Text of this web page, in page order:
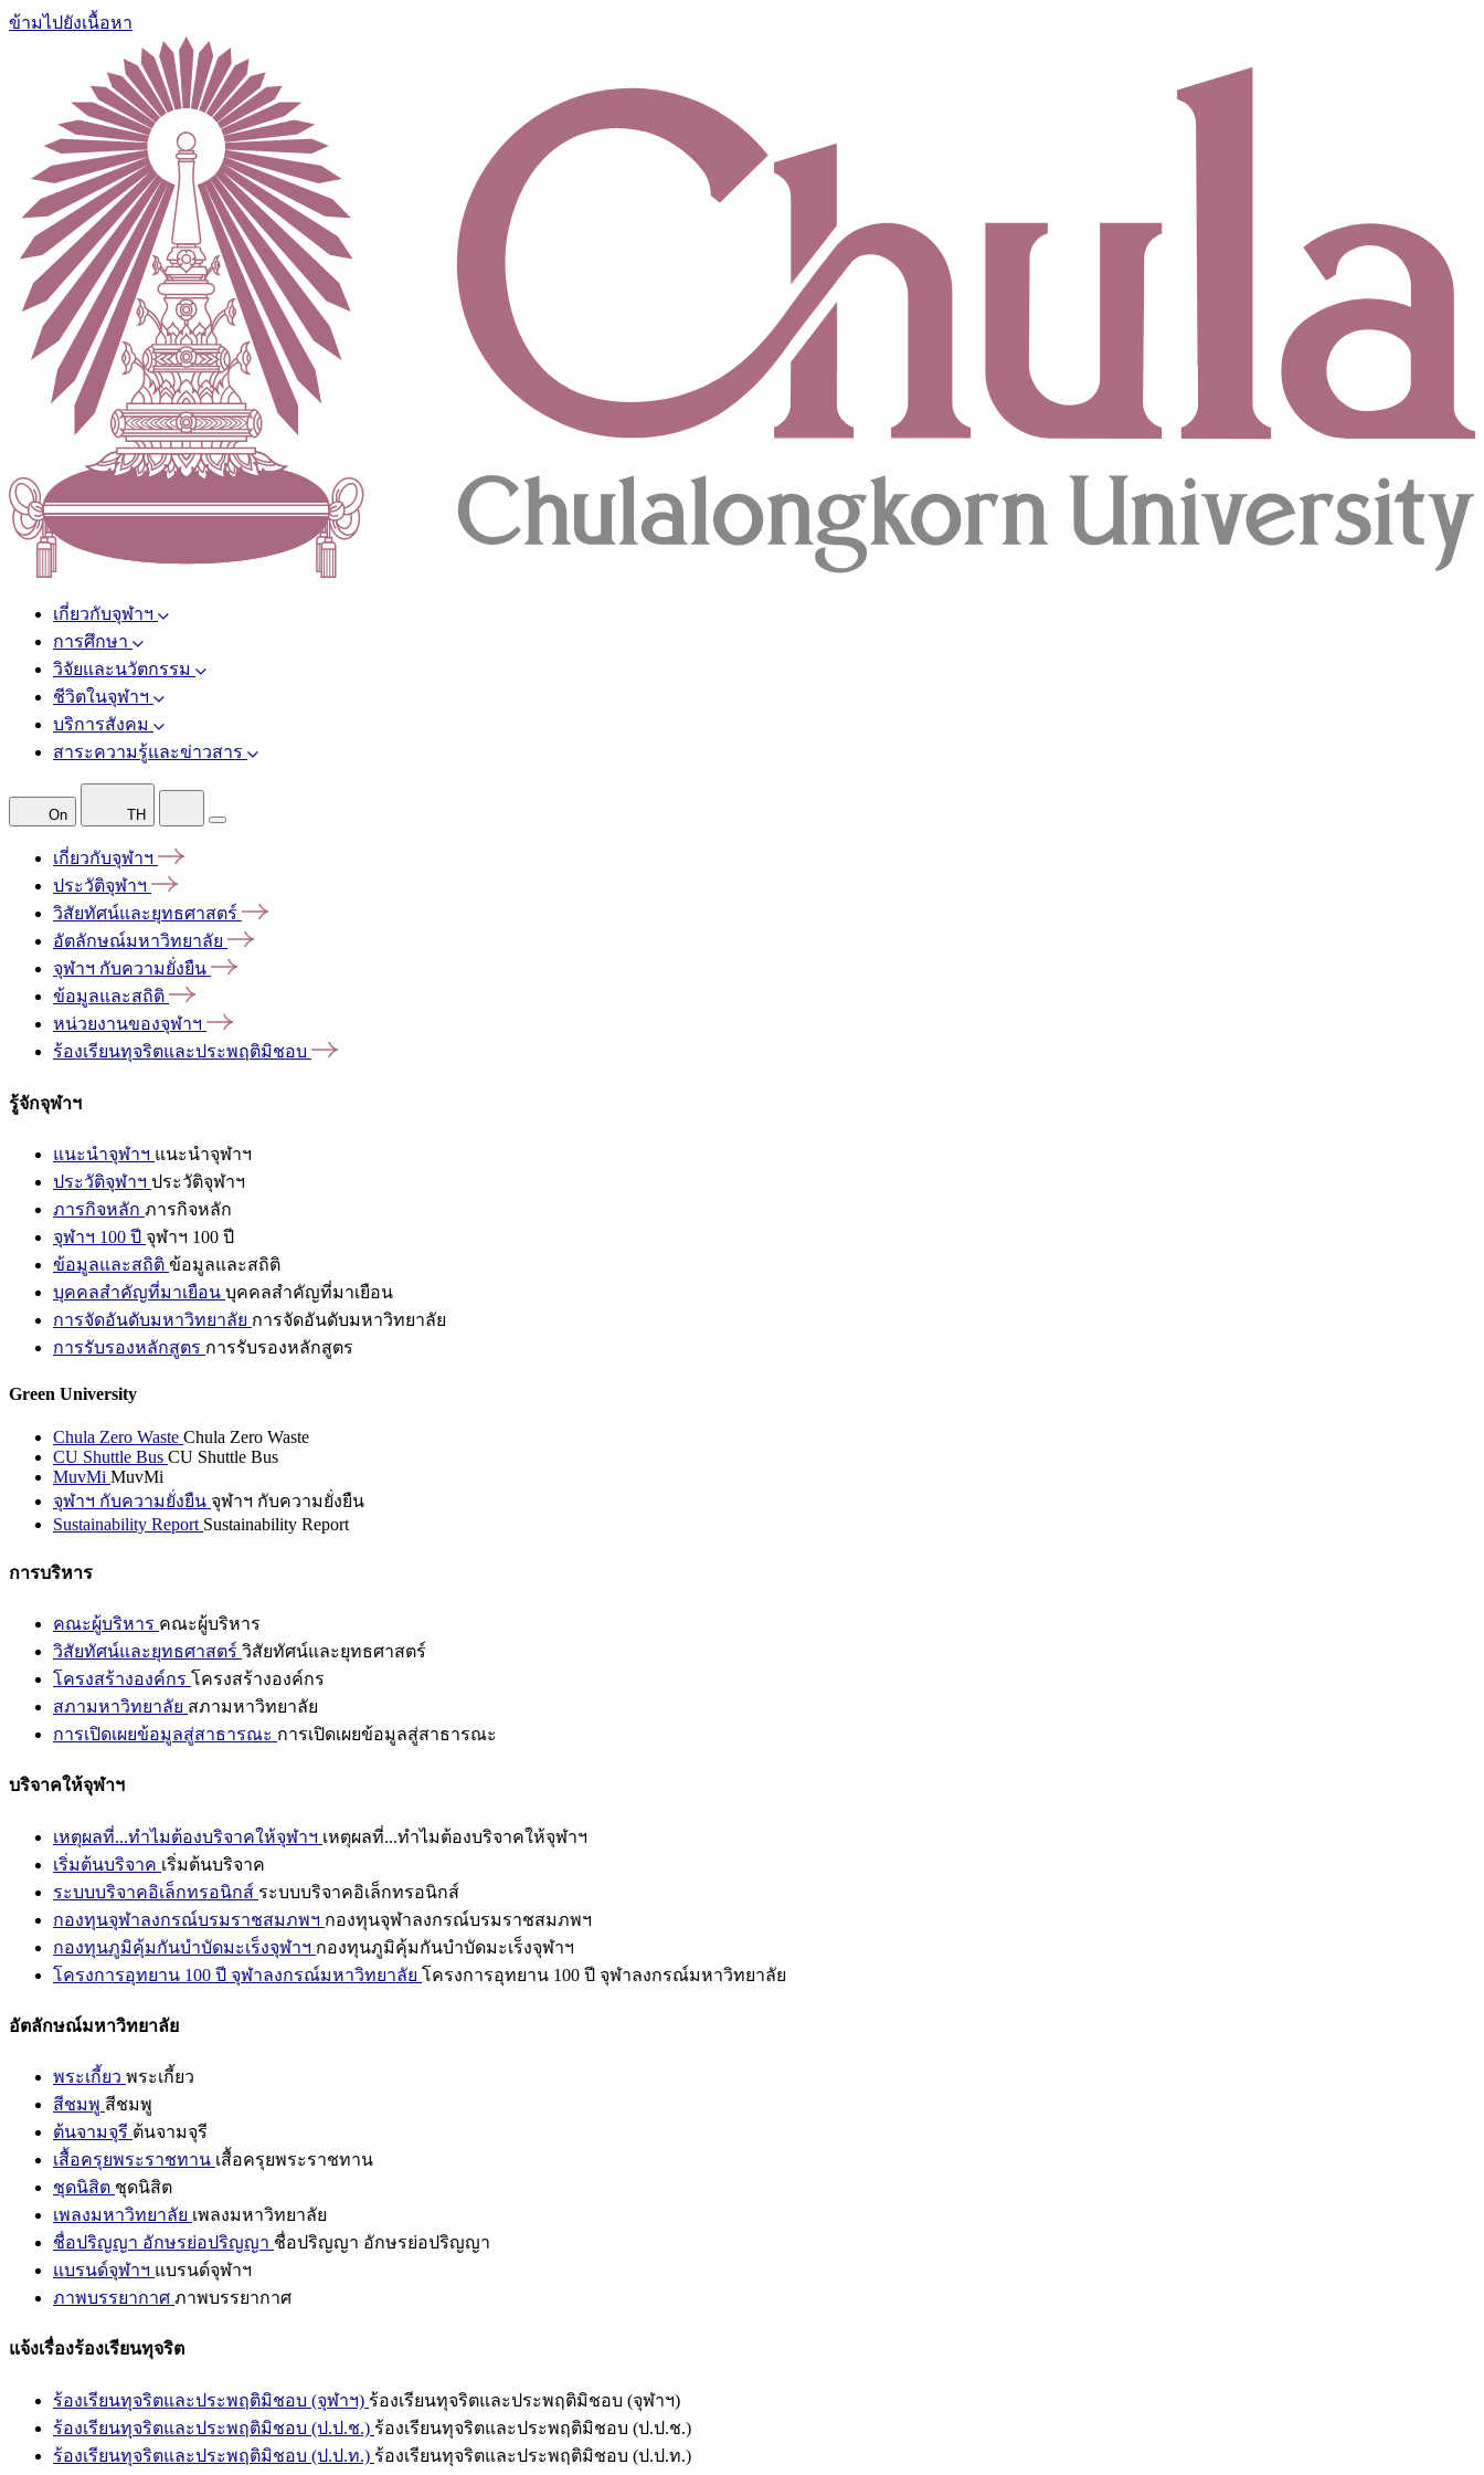
ข้ามไปยังเนื้อหา
เกี่ยวกับจุฬาฯ
การศึกษา
วิจัยและนวัตกรรม
ชีวิตในจุฬาฯ
บริการสังคม
สาระความรู้และข่าวสาร
On TH
เกี่ยวกับจุฬาฯ
ประวัติจุฬาฯ
วิสัยทัศน์และยุทธศาสตร์
อัตลักษณ์มหาวิทยาลัย
จุฬาฯ กับความยั่งยืน
ข้อมูลและสถิติ
หน่วยงานของจุฬาฯ
ร้องเรียนทุจริตและประพฤติมิชอบ
รู้จักจุฬาฯ
แนะนำจุฬาฯ แนะนำจุฬาฯ
ประวัติจุฬาฯ ประวัติจุฬาฯ
ภารกิจหลัก ภารกิจหลัก
จุฬาฯ 100 ปี จุฬาฯ 100 ปี
ข้อมูลและสถิติ ข้อมูลและสถิติ
บุคคลสำคัญที่มาเยือน บุคคลสำคัญที่มาเยือน
การจัดอันดับมหาวิทยาลัย การจัดอันดับมหาวิทยาลัย
การรับรองหลักสูตร การรับรองหลักสูตร
Green University
Chula Zero Waste Chula Zero Waste
CU Shuttle Bus CU Shuttle Bus
MuvMi MuvMi
จุฬาฯ กับความยั่งยืน จุฬาฯ กับความยั่งยืน
Sustainability Report Sustainability Report
การบริหาร
คณะผู้บริหาร คณะผู้บริหาร
วิสัยทัศน์และยุทธศาสตร์ วิสัยทัศน์และยุทธศาสตร์
โครงสร้างองค์กร โครงสร้างองค์กร
สภามหาวิทยาลัย สภามหาวิทยาลัย
การเปิดเผยข้อมูลสู่สาธารณะ การเปิดเผยข้อมูลสู่สาธารณะ
บริจาคให้จุฬาฯ
เหตุผลที่...ทำไมต้องบริจาคให้จุฬาฯ เหตุผลที่...ทำไมต้องบริจาคให้จุฬาฯ
เริ่มต้นบริจาค เริ่มต้นบริจาค
ระบบบริจาคอิเล็กทรอนิกส์ ระบบบริจาคอิเล็กทรอนิกส์
กองทุนจุฬาลงกรณ์บรมราชสมภพฯ กองทุนจุฬาลงกรณ์บรมราชสมภพฯ
กองทุนภูมิคุ้มกันบำบัดมะเร็งจุฬาฯ กองทุนภูมิคุ้มกันบำบัดมะเร็งจุฬาฯ
โครงการอุทยาน 100 ปี จุฬาลงกรณ์มหาวิทยาลัย โครงการอุทยาน 100 ปี จุฬาลงกรณ์มหาวิทยาลัย
อัตลักษณ์มหาวิทยาลัย
พระเกี้ยว พระเกี้ยว
สีชมพู สีชมพู
ต้นจามจุรี ต้นจามจุรี
เสื้อครุยพระราชทาน เสื้อครุยพระราชทาน
ชุดนิสิต ชุดนิสิต
เพลงมหาวิทยาลัย เพลงมหาวิทยาลัย
ชื่อปริญญา อักษรย่อปริญญา ชื่อปริญญา อักษรย่อปริญญา
แบรนด์จุฬาฯ แบรนด์จุฬาฯ
ภาพบรรยากาศ ภาพบรรยากาศ
แจ้งเรื่องร้องเรียนทุจริต
ร้องเรียนทุจริตและประพฤติมิชอบ (จุฬาฯ) ร้องเรียนทุจริตและประพฤติมิชอบ (จุฬาฯ)
ร้องเรียนทุจริตและประพฤติมิชอบ (ป.ป.ช.) ร้องเรียนทุจริตและประพฤติมิชอบ (ป.ป.ช.)
ร้องเรียนทุจริตและประพฤติมิชอบ (ป.ป.ท.) ร้องเรียนทุจริตและประพฤติมิชอบ (ป.ป.ท.)